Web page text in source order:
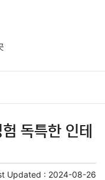
독특한 인테
Updated : 2024-08-26